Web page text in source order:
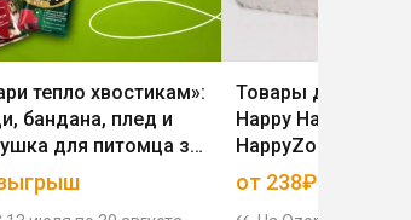
тепло хвостикам»:
бандана, плед и
для питомца за
корма MAURICIO
Товары для
Happy Hamster,
HappyZooooo
от 238₽